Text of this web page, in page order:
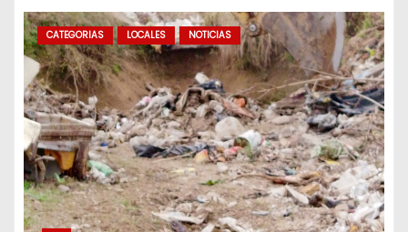
CATEGORIAS LOCALES NOTICIAS